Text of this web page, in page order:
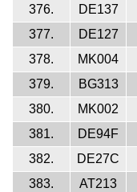
376.
DE137
377.
DE127
378.
MK004
379.
BG313
380.
MK002
381.
DE94F
382.
DE27C
383.
AT213